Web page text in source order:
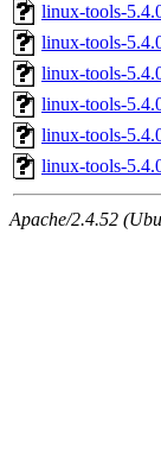
linux-tools-
linux-tools-
linux-tools-
linux-tools-
linux-tools-
linux-tools-
Apache/2.4.52